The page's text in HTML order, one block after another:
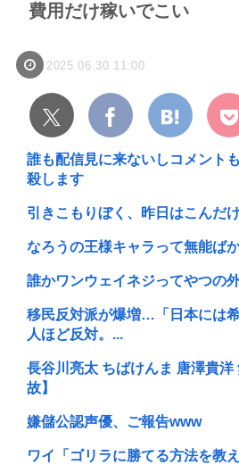
費用だけ稼いでこい
2025.06.30 11:00
誰も配信見に来ないしコメント
殺します
引きこもりぼく、昨日はこんだ
なろうの王様キャラって無能ば
誰かワンウェイネジってやつの
移民反対派が爆増…「日本には
人ほど反対。...
長谷川亮太 ちばけんま 唐澤貴
故】
嫌儲公認声優、ご報告www
ワイ「ゴリラに勝てる方法を教